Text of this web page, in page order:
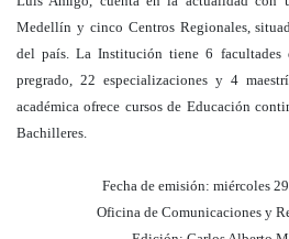
Medellín y cinco Centros Regionales,
del país. La Institución tiene 6 facultades
pregrado, 22 especializaciones y 4
académica ofrece cursos de Educación
Bachilleres.
Fecha de emisión: miércoles
Oficina de Comunicaciones y